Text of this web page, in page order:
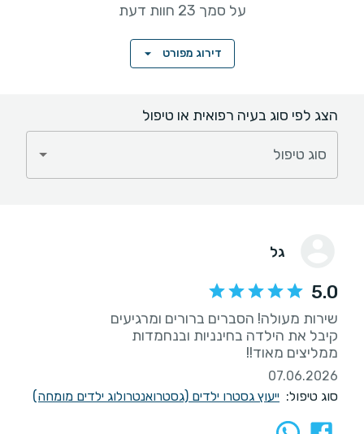
על סמך 23 חוות דעת
דירוג מפורט
הצג לפי סוג בעיה רפואית או טיפול
סוג טיפול
גל
5.0
ממליצים מאוד!!
07.06.2026
סוג טיפול: ייעוץ גסטרו ילדים (גסטרואנטרולוג ילדים מומחה)